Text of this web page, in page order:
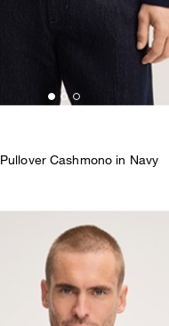
Cashmono in Navy